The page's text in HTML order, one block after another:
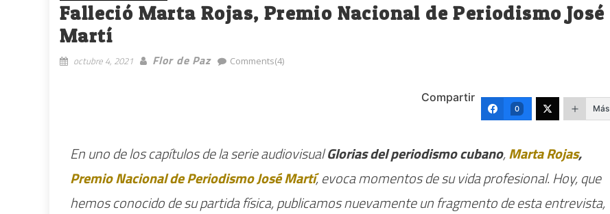
Falleció Marta Rojas, Premio Nacional de Periodismo José
Martí
octubre 4, 2021 Flor de Paz Comments(4)
Compartir
0 Más
En uno de los capítulos de la serie audiovisualGlorias del periodismo cubano,Marta Rojas,
Premio Nacional de Periodismo José Martí, evoca momentos de su vida profesional. Hoy, que
hemos conocido de su partida física, publicamos nuevamente un fragmento de esta entrevista,